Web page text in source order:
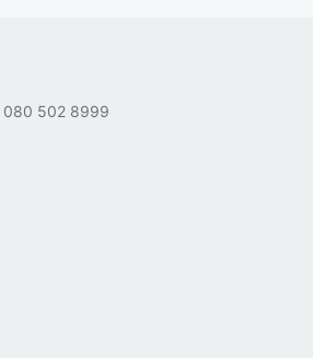
080 502 8999